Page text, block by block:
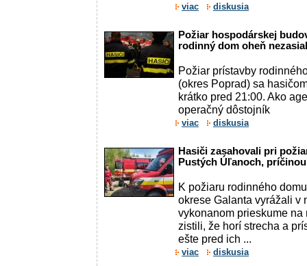
viac diskusia
Požiar hospodárskej
rodinný dom oheň
Požiar prístavby
(okres Poprad) sa
krátko pred 21:00. Ako
operačný dôstojník
viac diskusia
Hasiči zasahovali pri
Pustých Úľanoch,
K požiaru rodinného
okrese Galanta vyrážali v
vykonanom prieskume
zistili, že horí strecha a
ešte pred ich ...
viac diskusia